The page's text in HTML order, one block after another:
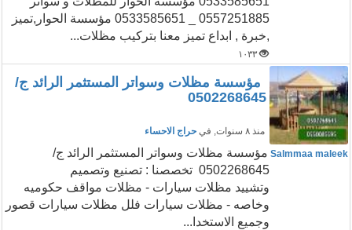
0557251885 _ 0533585651 مؤسسة الحوار,تميز
,خبرة , ابداع تميز معنا بتركيب مظلات...
١٠٣٣
مؤسسة مظلات وسواتر المستثمر الرائد ج/
0502268645
منذ ٨ سنوات , في حراج الاحساء
Salmmaa maleek مؤسسة مظلات وسواتر المستثمر الرائد ج/
0502268645 تخصصنا : تصنيع وتصميم
وتشييد مظلات سيارات - مظلات مواقف حكوميه
وخاصه - مظلات سيارات فلل مظلات سيارات قصور
وجميع الاستخدا...